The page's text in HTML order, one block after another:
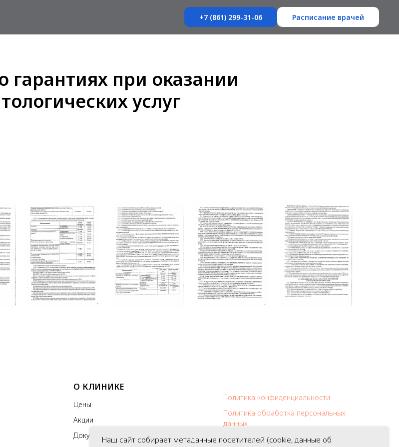
+7 (861) 299-31-06 Расписание врачей
гарантиях при оказании
услуг
О КЛИНИКЕ
Цены
Акции
Документы
Политика конфиденциальности
Политика обработка персональных
данных
Политика обработки cookies
Наш сайт собирает метаданные посетителей (cookie, данные об